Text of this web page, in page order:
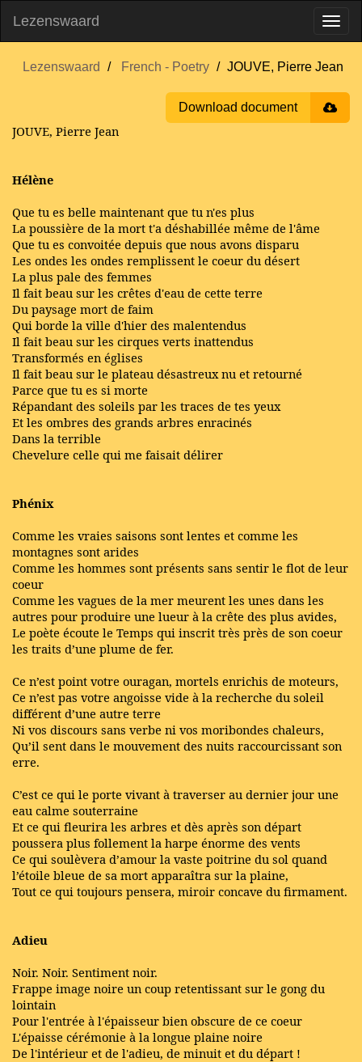
Lezenswaard
Lezenswaard French - Poetry JOUVE, Pierre Jean
Download document
JOUVE, Pierre Jean
Hélène
Que tu es belle maintenant que tu n'es plus
La poussière de la mort t'a déshabillée même de l'âme
Que tu es convoitée depuis que nous avons disparu
Les ondes les ondes remplissent le coeur du désert
La plus pale des femmes
Il fait beau sur les crêtes d'eau de cette terre
Du paysage mort de faim
Qui borde la ville d'hier des malentendus
Il fait beau sur les cirques verts inattendus
Transformés en églises
Il fait beau sur le plateau désastreux nu et retourné
Parce que tu es si morte
Répandant des soleils par les traces de tes yeux
Et les ombres des grands arbres enracinés
Dans la terrible
Chevelure celle qui me faisait délirer
Phénix
Comme les vraies saisons sont lentes et comme les
montagnes sont arides
Comme les hommes sont présents sans sentir le flot de leur
coeur
Comme les vagues de la mer meurent les unes dans les
autres pour produire une lueur à la crête des plus avides,
Le poète écoute le Temps qui inscrit très près de son coeur
les traits d’une plume de fer.
Ce n’est point votre ouragan, mortels enrichis de moteurs,
Ce n’est pas votre angoisse vide à la recherche du soleil
différent d’une autre terre
Ni vos discours sans verbe ni vos moribondes chaleurs,
Qu’il sent dans le mouvement des nuits raccourcissant son
erre.
C’est ce qui le porte vivant à traverser au dernier jour une
eau calme souterraine
Et ce qui fleurira les arbres et dès après son départ
poussera plus follement la harpe énorme des vents
Ce qui soulèvera d’amour la vaste poitrine du sol quand
l’étoile bleue de sa mort apparaîtra sur la plaine,
Tout ce qui toujours pensera, miroir concave du firmament.
Adieu
Noir. Noir. Sentiment noir.
Frappe image noire un coup retentissant sur le gong du
lointain
Pour l'entrée à l'épaisseur bien obscure de ce coeur
L'épaisse cérémonie à la longue plaine noire
De l'intérieur et de l'adieu, de minuit et du départ !